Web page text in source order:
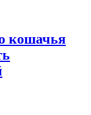
кошачья